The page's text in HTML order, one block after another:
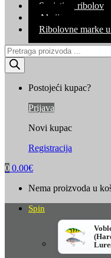
Savjeti za ribolov
Akcija
Ribolovne marke
Products
search
Postojeći kupac?
Prijava
Novi kupac
Registracija
0 0.00€
Nema proizvoda u
Spin